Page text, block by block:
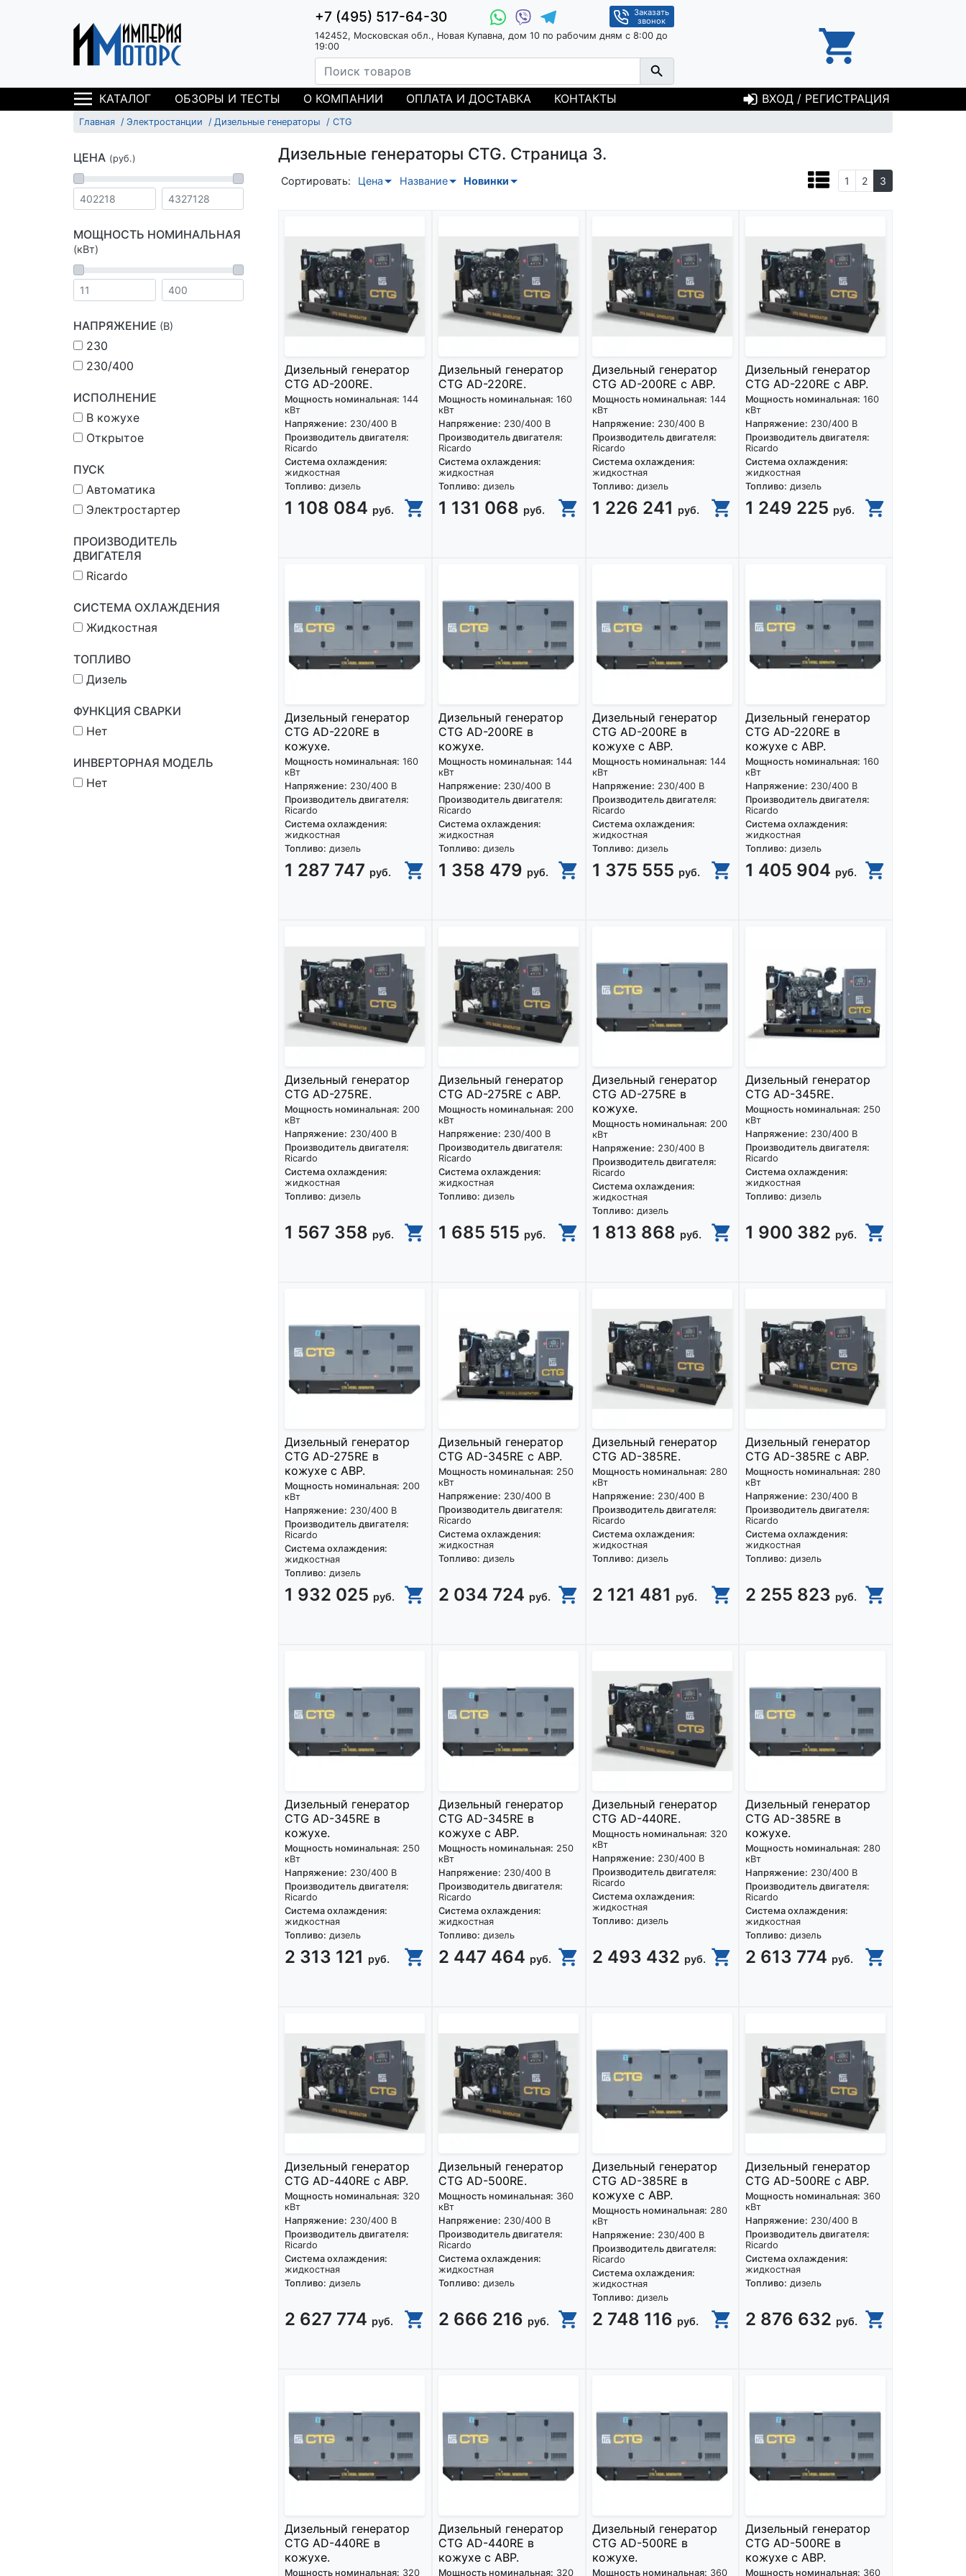
+7 (495) 517-64-30
Заказать
звонок
142452, Московская обл., Новая Купавна, дом 10 по рабочим дням с 8:00 до
19:00
КАТАЛОГ ОБЗОРЫ И ТЕСТЫ О КОМПАНИИ ОПЛАТА И ДОСТАВКА КОНТАКТЫ ВХОД / РЕГИСТРАЦИЯ
Главная Электростанции Дизельные генераторы CTG
Дизельные генераторы CTG. Страница 3.
Сортировать: Цена Название Новинки 1 2 3
Дизельный генератор
CTG AD-200RE.
Мощность номинальная: 144
кВт
Напряжение: 230/400 В
Производитель двигателя:
Ricardo
Система охлаждения:
жидкостная
Топливо: дизель
1 108 084 руб.
Дизельный генератор
CTG AD-220RE.
Мощность номинальная: 160
кВт
Напряжение: 230/400 В
Производитель двигателя:
Ricardo
Система охлаждения:
жидкостная
Топливо: дизель
1 131 068 руб.
Дизельный генератор
CTG AD-200RE с АВР.
Мощность номинальная: 144
кВт
Напряжение: 230/400 В
Производитель двигателя:
Ricardo
Система охлаждения:
жидкостная
Топливо: дизель
1 226 241 руб.
Дизельный генератор
CTG AD-220RE с АВР.
Мощность номинальная: 160
кВт
Напряжение: 230/400 В
Производитель двигателя:
Ricardo
Система охлаждения:
жидкостная
Топливо: дизель
1 249 225 руб.
Дизельный генератор
CTG AD-220RE в
кожухе.
Мощность номинальная: 160
кВт
Напряжение: 230/400 В
Производитель двигателя:
Ricardo
Система охлаждения:
жидкостная
Топливо: дизель
1 287 747 руб.
Дизельный генератор
CTG AD-200RE в
кожухе.
Мощность номинальная: 144
кВт
Напряжение: 230/400 В
Производитель двигателя:
Ricardo
Система охлаждения:
жидкостная
Топливо: дизель
1 358 479 руб.
Дизельный генератор
CTG AD-200RE в
кожухе с АВР.
Мощность номинальная: 144
кВт
Напряжение: 230/400 В
Производитель двигателя:
Ricardo
Система охлаждения:
жидкостная
Топливо: дизель
1 375 555 руб.
Дизельный генератор
CTG AD-220RE в
кожухе с АВР.
Мощность номинальная: 160
кВт
Напряжение: 230/400 В
Производитель двигателя:
Ricardo
Система охлаждения:
жидкостная
Топливо: дизель
1 405 904 руб.
Дизельный генератор
CTG AD-275RE.
Мощность номинальная: 200
кВт
Напряжение: 230/400 В
Производитель двигателя:
Ricardo
Система охлаждения:
жидкостная
Топливо: дизель
1 567 358 руб.
Дизельный генератор
CTG AD-275RE с АВР.
Мощность номинальная: 200
кВт
Напряжение: 230/400 В
Производитель двигателя:
Ricardo
Система охлаждения:
жидкостная
Топливо: дизель
1 685 515 руб.
Дизельный генератор
CTG AD-275RE в
кожухе.
Мощность номинальная: 200
кВт
Напряжение: 230/400 В
Производитель двигателя:
Ricardo
Система охлаждения:
жидкостная
Топливо: дизель
1 813 868 руб.
Дизельный генератор
CTG AD-345RE.
Мощность номинальная: 250
кВт
Напряжение: 230/400 В
Производитель двигателя:
Ricardo
Система охлаждения:
жидкостная
Топливо: дизель
1 900 382 руб.
Дизельный генератор
CTG AD-275RE в
кожухе с АВР.
Мощность номинальная: 200
кВт
Напряжение: 230/400 В
Производитель двигателя:
Ricardo
Система охлаждения:
жидкостная
Топливо: дизель
1 932 025 руб.
Дизельный генератор
CTG AD-345RE с АВР.
Мощность номинальная: 250
кВт
Напряжение: 230/400 В
Производитель двигателя:
Ricardo
Система охлаждения:
жидкостная
Топливо: дизель
2 034 724 руб.
Дизельный генератор
CTG AD-385RE.
Мощность номинальная: 280
кВт
Напряжение: 230/400 В
Производитель двигателя:
Ricardo
Система охлаждения:
жидкостная
Топливо: дизель
2 121 481 руб.
Дизельный генератор
CTG AD-385RE с АВР.
Мощность номинальная: 280
кВт
Напряжение: 230/400 В
Производитель двигателя:
Ricardo
Система охлаждения:
жидкостная
Топливо: дизель
2 255 823 руб.
Дизельный генератор
CTG AD-345RE в
кожухе.
Мощность номинальная: 250
кВт
Напряжение: 230/400 В
Производитель двигателя:
Ricardo
Система охлаждения:
жидкостная
Топливо: дизель
2 313 121 руб.
Дизельный генератор
CTG AD-345RE в
кожухе с АВР.
Мощность номинальная: 250
кВт
Напряжение: 230/400 В
Производитель двигателя:
Ricardo
Система охлаждения:
жидкостная
Топливо: дизель
2 447 464 руб.
Дизельный генератор
CTG AD-440RE.
Мощность номинальная: 320
кВт
Напряжение: 230/400 В
Производитель двигателя:
Ricardo
Система охлаждения:
жидкостная
Топливо: дизель
2 493 432 руб.
Дизельный генератор
CTG AD-385RE в
кожухе.
Мощность номинальная: 280
кВт
Напряжение: 230/400 В
Производитель двигателя:
Ricardo
Система охлаждения:
жидкостная
Топливо: дизель
2 613 774 руб.
Дизельный генератор
CTG AD-440RE с АВР.
Мощность номинальная: 320
кВт
Напряжение: 230/400 В
Производитель двигателя:
Ricardo
Система охлаждения:
жидкостная
Топливо: дизель
2 627 774 руб.
Дизельный генератор
CTG AD-500RE.
Мощность номинальная: 360
кВт
Напряжение: 230/400 В
Производитель двигателя:
Ricardo
Система охлаждения:
жидкостная
Топливо: дизель
2 666 216 руб.
Дизельный генератор
CTG AD-385RE в
кожухе с АВР.
Мощность номинальная: 280
кВт
Напряжение: 230/400 В
Производитель двигателя:
Ricardo
Система охлаждения:
жидкостная
Топливо: дизель
2 748 116 руб.
Дизельный генератор
CTG AD-500RE с АВР.
Мощность номинальная: 360
кВт
Напряжение: 230/400 В
Производитель двигателя:
Ricardo
Система охлаждения:
жидкостная
Топливо: дизель
2 876 632 руб.
Дизельный генератор
CTG AD-440RE в
кожухе.
Мощность номинальная: 320
Дизельный генератор
CTG AD-440RE в
кожухе с АВР.
Мощность номинальная: 320
Дизельный генератор
CTG AD-500RE в
кожухе.
Мощность номинальная: 360
Дизельный генератор
CTG AD-500RE в
кожухе с АВР.
Мощность номинальная: 360
ЦЕНА (руб.)
МОЩНОСТЬ НОМИНАЛЬНАЯ
(кВт)
НАПРЯЖЕНИЕ (В)
230
230/400
ИСПОЛНЕНИЕ
В кожухе
Открытое
ПУСК
Автоматика
Электростартер
ПРОИЗВОДИТЕЛЬ
ДВИГАТЕЛЯ
Ricardo
СИСТЕМА ОХЛАЖДЕНИЯ
Жидкостная
ТОПЛИВО
Дизель
ФУНКЦИЯ СВАРКИ
Нет
ИНВЕРТОРНАЯ МОДЕЛЬ
Нет